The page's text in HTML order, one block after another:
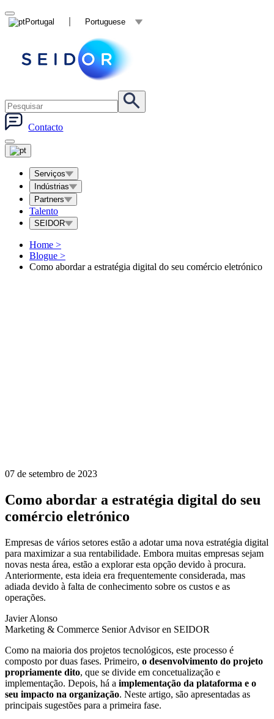
Portugal Portuguese
Contacto
Serviços
Indústrias
Partners
Talento
SEIDOR
Home >
Blogue >
Como abordar a estratégia digital do seu comércio eletrónico
07 de setembro de 2023
Como abordar a estratégia digital do seu
comércio eletrónico
Empresas de vários setores estão a adotar uma nova estratégia digital
para maximizar a sua rentabilidade. Embora muitas empresas sejam
novas nesta área, estão a explorar esta opção devido à procura.
Anteriormente, esta ideia era frequentemente considerada, mas
adiada devido à falta de conhecimento sobre os custos e as
operações.
Javier Alonso
Marketing & Commerce Senior Advisor en SEIDOR
Como na maioria dos projetos tecnológicos, este processo é
composto por duas fases. Primeiro, o desenvolvimento do projeto
propriamente dito, que se divide em concetualização e
implementação. Depois, há a implementação da plataforma e o
seu impacto na organização. Neste artigo, são apresentadas as
principais sugestões para a primeira fase.